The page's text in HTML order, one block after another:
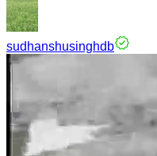
sudhanshusinghdb